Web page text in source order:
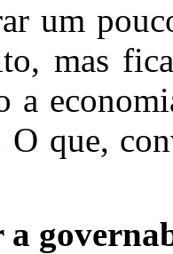
um
mas
a
O que,